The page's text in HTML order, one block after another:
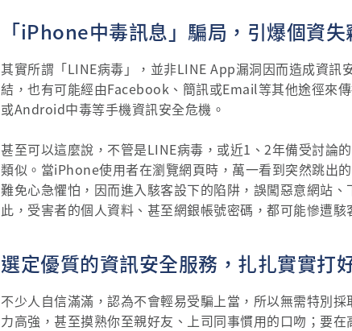
「iPhone中毒訊息」騙局，引爆個資
其實所謂「LINE病毒」，並非LINE App漏洞因而造成資訊
結，也有可能經由Facebook、簡訊或Email等其他途徑來
或Android中毒等手機資訊安全危機。
甚至可以這麼說，不管是LINE病毒，或近1、2年備受討論
類似。當iPhone使用者在瀏覽網頁時，萬一看到突然跳出
難免心急懼怕，因而進入駭客設下的陷阱，誤闖惡意網站
此，受害者的個人資料、甚至網銀帳號密碼，都可能慘遭駭
選定優質的資訊安全服務，扎扎實實
不少人自信滿滿，認為不會輕易受騙上當，所以無需特別
力高強，甚至摸熟你至親好友、上司同事慣用的口吻；要